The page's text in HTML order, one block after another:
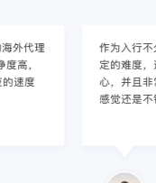
作为入行不久的小白，上
定的难度，这边的客服人
心，并且非常专业，很快
感觉还是不错的，非常推